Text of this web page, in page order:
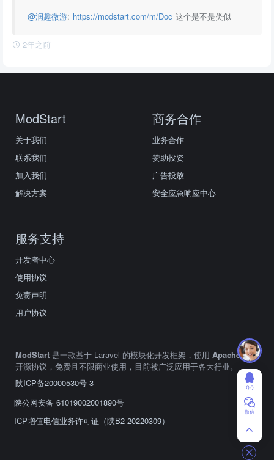
@润趣微游: https://modstart.com/m/Doc 这个是不是类似
2年之前
ModStart
关于我们
联系我们
加入我们
解决方案
商务合作
业务合作
赞助投资
广告投放
安全应急响应中心
服务支持
开发者中心
使用协议
免责声明
用户协议
ModStart 是一款基于 Laravel 的模块化开发框架，使用 Apache2.0
开源协议，免费且不限商业使用，目前被广泛应用于各大行业。
陕ICP备20000530号-3
陕公网安备 61019002001890号
ICP增值电信业务许可证（陕B2-20220309）
ＱＱ
微信